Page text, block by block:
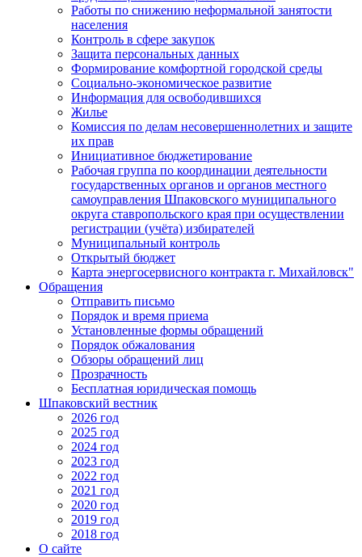
Работы по снижению неформальной занятости
населения
Контроль в сфере закупок
Защита персональных данных
Формирование комфортной городской среды
Социально-экономическое развитие
Информация для освободившихся
Жилье
Комиссия по делам несовершеннолетних и защите
их прав
Инициативное бюджетирование
Рабочая группа по координации деятельности
государственных органов и органов местного
самоуправления Шпаковского муниципального
округа ставропольского края при осуществлении
регистрации (учёта) избирателей
Муниципальный контроль
Открытый бюджет
Карта энергосервисного контракта г. Михайловск"
Обращения
Отправить письмо
Порядок и время приема
Установленные формы обращений
Порядок обжалования
Обзоры обращений лиц
Прозрачность
Бесплатная юридическая помощь
Шпаковский вестник
2026 год
2025 год
2024 год
2023 год
2022 год
2021 год
2020 год
2019 год
2018 год
О сайте